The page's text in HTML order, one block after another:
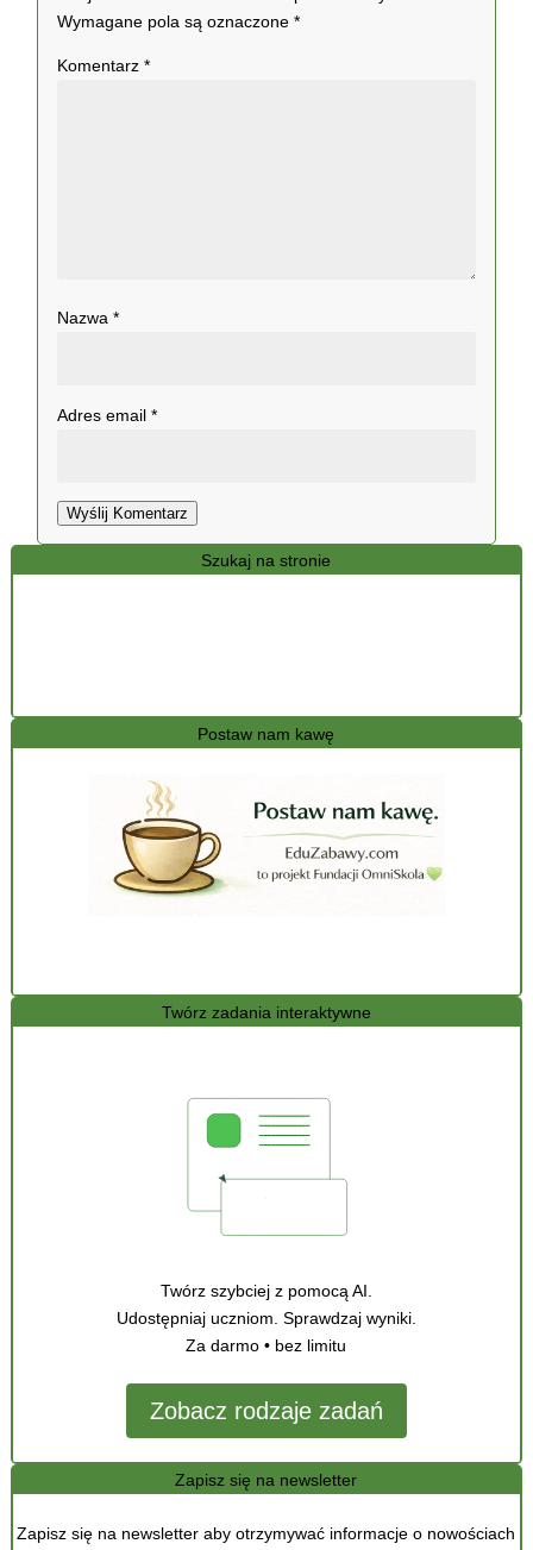
Szukaj na stronie
Postaw nam kawę
Twórz zadania interaktywne
Twórz szybciej z pomocą AI.
Udostępniaj uczniom. Sprawdzaj wyniki.
Za darmo • bez limitu
Zobacz rodzaje zadań
Zapisz się na newsletter
Zapisz się na newsletter aby otrzymywać informacje o nowościach
Wymagane pola są oznaczone*
Komentarz*
Nazwa*
Adres email*
Wyślij Komentarz